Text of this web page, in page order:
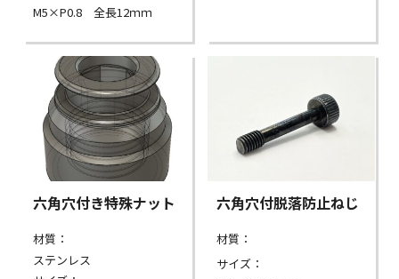
M5×P0.8 全長12ｍｍ
六角穴付き特殊ナット
材質：
ステンレス
六角穴付脱落防止ねじ
材質：
サイズ：